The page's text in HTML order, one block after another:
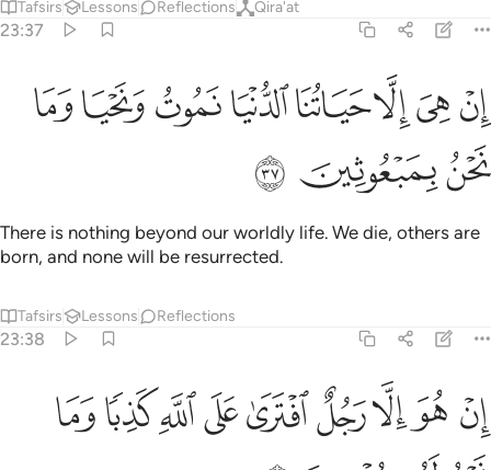
Tafsirs Lessons Reflections Qira'at
23:37
ان هي الا حياتنا الدنيا نموت ونحيا وما نحن بمبعوثين ٣٧
إِنْ هِىَ إِلَّا حَيَاتُنَا ٱلدُّنْيَا نَمُوتُ وَنَحْيَا وَمَا نَحْنُ بِمَبْعُوثِينَ ٣٧
ﲫﲬﲭﲮﲯﲰﲱﲲ
ﲳﲴ ﲵ
There is nothing beyond our worldly life. We die, others are
born, and none will be resurrected.
Tafsirs Lessons Reflections
23:38
ان هو الا رجل افترى على الله كذبا وما نحن له بمومنين ٣٨
إِنْ هُوَ إِلَّا رَجُلٌ ٱفْتَرَىٰ عَلَى ٱللَّهِ كَذِبًۭا وَمَا نَحْنُ لَهُۥ بِمُؤْمِنِينَ ٣٨
ﲶ ﲷﲸﲹﲺﲻﲼﲽﲾ